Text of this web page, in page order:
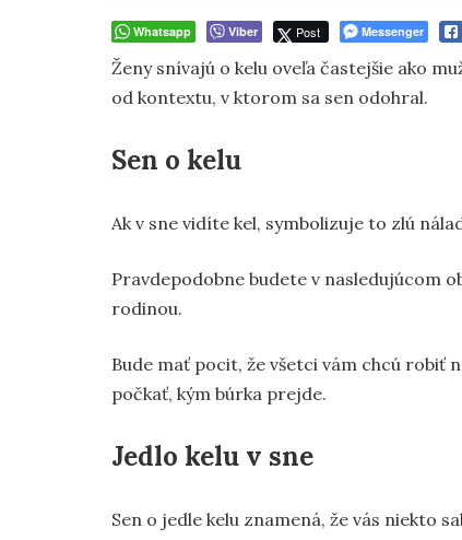
Whatsapp Viber Post Messenger
Ženy snívajú o kelu oveľa častejšie ako
od kontextu, v ktorom sa sen odohral.
Sen o kelu
Ak v sne vidíte kel, symbolizuje to zlú
Pravdepodobne budete v nasledujúcom
rodinou.
Bude mať pocit, že všetci vám chcú robiť
počkať, kým búrka prejde.
Jedlo kelu v sne
Sen o jedle kelu znamená, že vás niekto